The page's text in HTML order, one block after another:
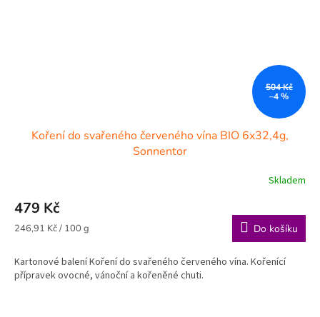
504 Kč
–4 %
Koření do svařeného červeného vína BIO 6x32,4g,
Sonnentor
Skladem
479 Kč
Měrná
246,91 Kč / 100 g Do košíku
Kartonové balení Koření do svařeného červeného vína. Kořenící
přípravek ovocné, vánoční a kořeněné chuti.